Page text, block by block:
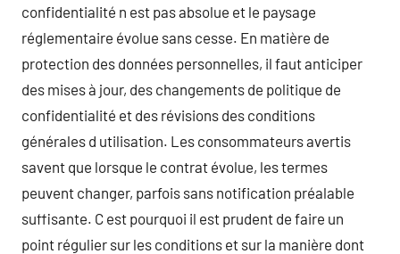
confidentialité n est pas absolue et le paysage
réglementaire évolue sans cesse. En matière de
protection des données personnelles, il faut anticiper
des mises à jour, des changements de politique de
confidentialité et des révisions des conditions
générales d utilisation. Les consommateurs avertis
savent que lorsque le contrat évolue, les termes
peuvent changer, parfois sans notification préalable
suffisante. C est pourquoi il est prudent de faire un
point régulier sur les conditions et sur la manière dont